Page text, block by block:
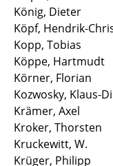
König, Dieter
Köpf, Hendrik-
Kopp, Tobias
Köppe, Hartmudt
Körner, Florian
Kozwosky, Klaus-
Krämer, Axel
Kroker, Thorsten
Kruckewitt, W.
Krüger, Philipp